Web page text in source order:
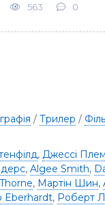
563 0
/ Трилер /
, Джессі
, Algee Smith,
, Мартін Шин,
Eberhardt, Роберт